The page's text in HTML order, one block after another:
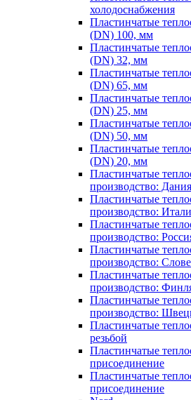
холодоснабжения
Пластинчатые
(DN) 100, мм
Пластинчатые
(DN) 32, мм
Пластинчатые
(DN) 65, мм
Пластинчатые
(DN) 25, мм
Пластинчатые
(DN) 50, мм
Пластинчатые
(DN) 20, мм
Пластинчатые
производство: Дания
Пластинчатые
производство:
Пластинчатые
производство:
Пластинчатые
производство:
Пластинчатые
производство:
Пластинчатые
производство:
Пластинчатые
резьбой
Пластинчатые
присоединение
Пластинчатые
присоединение